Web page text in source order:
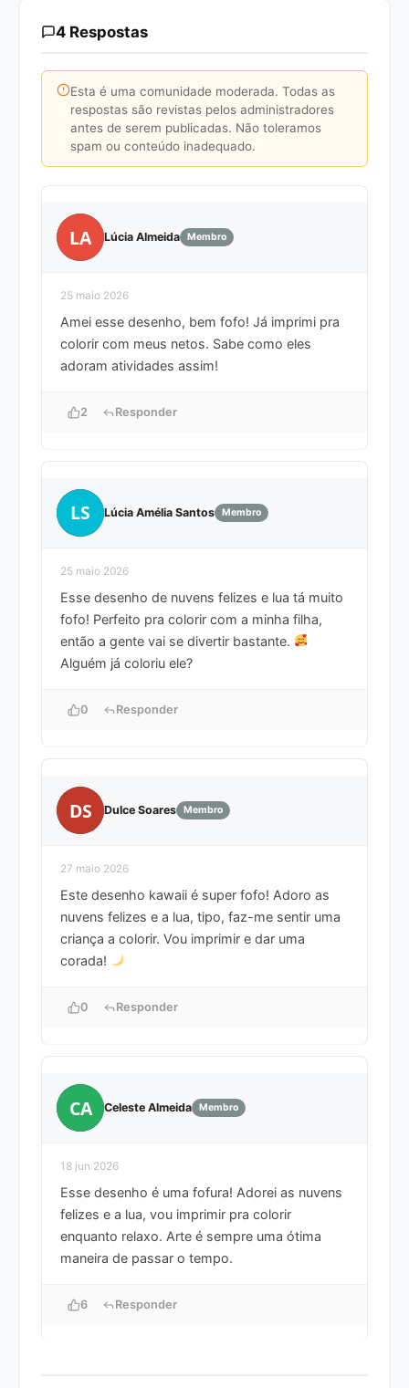
4 Respostas
Esta é uma comunidade moderada. Todas as
respostas são revistas pelos administradores
antes de serem publicadas. Não toleramos
spam ou conteúdo inadequado.
LA Lúcia Almeida Membro
25 maio 2026
Amei esse desenho, bem fofo! Já imprimi pra
colorir com meus netos. Sabe como eles
adoram atividades assim!
2 Responder
LS Lúcia Amélia Santos Membro
25 maio 2026
Esse desenho de nuvens felizes e lua tá muito
fofo! Perfeito pra colorir com a minha filha,
então a gente vai se divertir bastante.
Alguém já coloriu ele?
0 Responder
DS Dulce Soares Membro
27 maio 2026
Este desenho kawaii é super fofo! Adoro as
nuvens felizes e a lua, tipo, faz-me sentir uma
criança a colorir. Vou imprimir e dar uma
corada!
0 Responder
CA Celeste Almeida Membro
18 jun 2026
Esse desenho é uma fofura! Adorei as nuvens
felizes e a lua, vou imprimir pra colorir
enquanto relaxo. Arte é sempre uma ótima
maneira de passar o tempo.
6 Responder